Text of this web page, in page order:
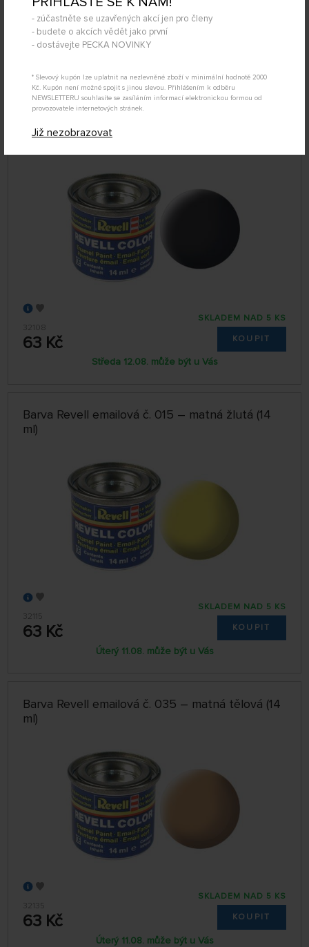
- zúčastněte se uzavřených akcí jen pro členy
- budete o akcích vědět jako první
- dostávejte PECKA NOVINKY
* Slevový kupón lze uplatnit na nezlevněné zboží v minimální hodnotě 2000
Kč. Kupón není možné spojit s jinou slevou. Přihlášením k odběru
NEWSLETTERU souhlasíte se zasíláním informací elektronickou formou od
provozovatele internetových stránek.
Již nezobrazovat
82 Kč
Úterý 11.08. může být u Vás
Barva Revell emailová č. 008 – matná černá (14
ml)
32108
63 Kč
SKLADEM NAD 5 KS
KOUPIT
Středa 12.08. může být u Vás
Barva Revell emailová č. 015 – matná žlutá (14
ml)
32115
63 Kč
SKLADEM NAD 5 KS
KOUPIT
Úterý 11.08. může být u Vás
Barva Revell emailová č. 035 – matná tělová (14
ml)
32135
63 Kč
SKLADEM NAD 5 KS
KOUPIT
Úterý 11.08. může být u Vás